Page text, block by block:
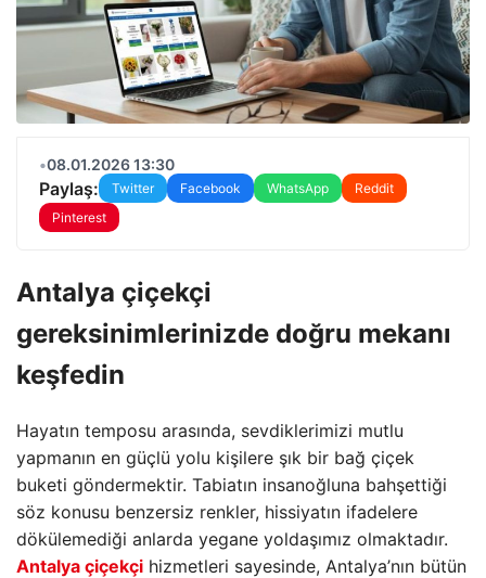
•08.01.2026 13:30
Paylaş: Twitter Facebook WhatsApp
Reddit
Pinterest
Antalya çiçekçi
gereksinimlerinizde doğru mekanı
keşfedin
Hayatın temposu arasında, sevdiklerimizi mutlu
yapmanın en güçlü yolu kişilere şık bir bağ çiçek
buketi göndermektir. Tabiatın insanoğluna bahşettiği
söz konusu benzersiz renkler, hissiyatın ifadelere
dökülemediği anlarda yegane yoldaşımız olmaktadır.
Antalya çiçekçi hizmetleri sayesinde, Antalya’nın bütün